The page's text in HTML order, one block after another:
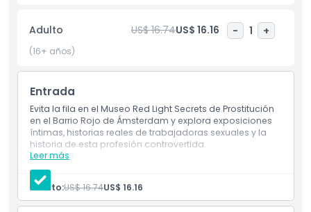
las poses para atraer clientes. Las exhibiciones también
incluyen ejemplos de objetos usados en el oficio y una
pared llamativa llena de confesiones anónimas dejadas por
visitantes a explorar a su propio ritmo con una mente
abierta, buscando reemplazar estereotipos con empatía y
comprensión. Al final de la visita, muchos visitantes
adquieren una nueva perspectiva y mayor respeto por las
personas detrás de esta profesión a menudo mal
entendida y muy debatida.
Adulto US$ 16.74US$ 16.16 - 1 +
(16+ años)
Entrada
Evita la fila en el Museo Red Light Secrets de Prostitución
en el Barrio Rojo de Ámsterdam y explora exposiciones
íntimas, historias reales de trabajadoras sexuales y la
historia de esta profesión controvertida.
Leer más
Incluye
Entrada sin fila para Red Light Secrets: Museo de la
Prostitución
Guía de audio
Folleto
Adulto:US$ 16.74US$ 16.16